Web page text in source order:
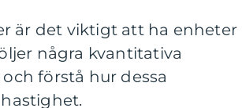
är det viktigt att ha enheter
några kvantitativa
förstå hur dessa